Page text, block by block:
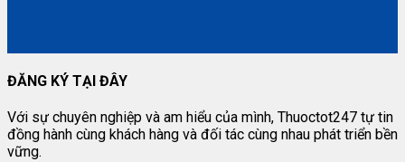
ĐĂNG KÝ TẠI ĐÂY
Với sự chuyên nghiệp và am hiểu của mình, Thuoctot247 tự tin
đồng hành cùng khách hàng và đối tác cùng nhau phát triển bền
vững.